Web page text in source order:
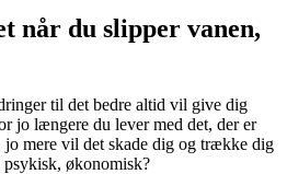
når du slipper vanen,
til det bedre altid vil give dig
jo længere du lever med det, der er
jo mere vil det skade dig og trække dig
psykisk, økonomisk?